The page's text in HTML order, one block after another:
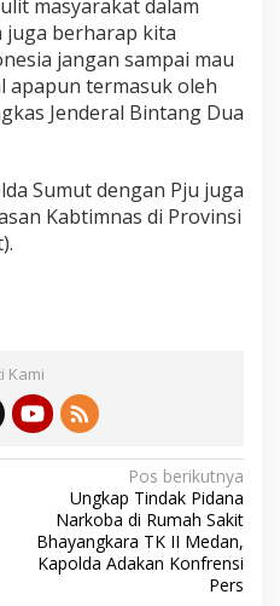
masyarakat dalam
juga berharap kita
jangan sampai mau
apapun termasuk oleh
Jenderal Bintang Dua
Sumut dengan Pju juga
Kabtimnas di Provinsi
Kami
Pos berikutnya
Ungkap Tindak Pidana
Narkoba di Rumah Sakit
Bhayangkara TK II Medan,
Kapolda Adakan Konfrensi
Pers